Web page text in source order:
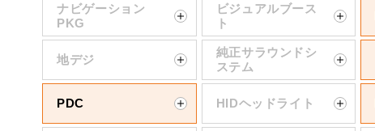
ナビゲーション
PKG
ビジュアルブース
ト
地デジ
純正サラウンドシ
ステム
PDC HIDヘッドライト